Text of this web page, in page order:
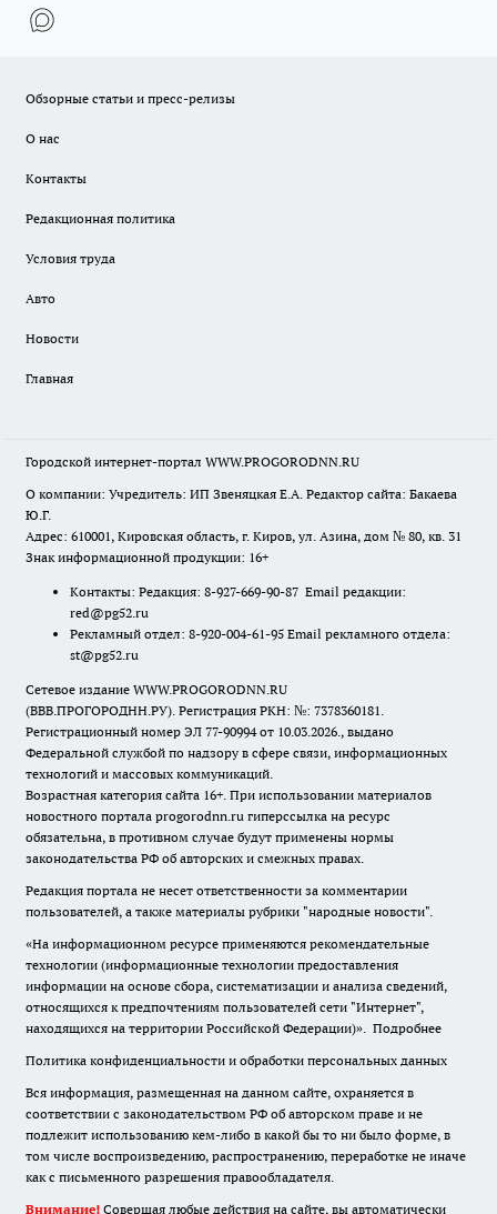
Обзорные статьи и пресс-релизы
О нас
Контакты
Редакционная политика
Условия труда
Авто
Новости
Главная
Городской интернет-портал WWW.PROGORODNN.RU
О компании: Учредитель: ИП Звеняцкая Е.А. Редактор сайта: Бакаева
Ю.Г.
Адрес: 610001, Кировская область, г. Киров, ул. Азина, дом № 80, кв. 31
Знак информационной продукции: 16+
Контакты: Редакция: 8-927-669-90-87 Email редакции:
red@pg52.ru
Рекламный отдел: 8-920-004-61-95 Email рекламного отдела:
st@pg52.ru
Сетевое издание WWW.PROGORODNN.RU
(ВВВ.ПРОГОРОДНН.РУ). Регистрация РКН: №: 7378360181.
Регистрационный номер ЭЛ 77-90994 от 10.03.2026., выдано
Федеральной службой по надзору в сфере связи, информационных
технологий и массовых коммуникаций.
Возрастная категория сайта 16+. При использовании материалов
новостного портала progorodnn.ru гиперссылка на ресурс
обязательна, в противном случае будут применены нормы
законодательства РФ об авторских и смежных правах.
Редакция портала не несет ответственности за комментарии
пользователей, а также материалы рубрики "народные новости".
«На информационном ресурсе применяются рекомендательные
технологии (информационные технологии предоставления
информации на основе сбора, систематизации и анализа сведений,
относящихся к предпочтениям пользователей сети "Интернет",
находящихся на территории Российской Федерации)». Подробнее
Политика конфиденциальности и обработки персональных данных
Вся информация, размещенная на данном сайте, охраняется в
соответствии с законодательством РФ об авторском праве и не
подлежит использованию кем-либо в какой бы то ни было форме, в
том числе воспроизведению, распространению, переработке не иначе
как с письменного разрешения правообладателя.
Внимание! Совершая любые действия на сайте, вы автоматически